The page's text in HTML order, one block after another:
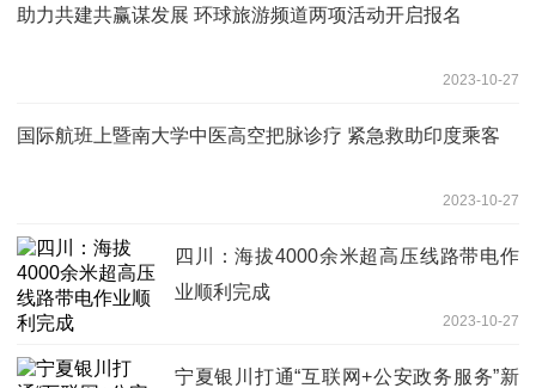
助力共建共赢谋发展 环球旅游频道两项活动开启报名
2023-10-27
国际航班上暨南大学中医高空把脉诊疗 紧急救助印度乘客
2023-10-27
四川：海拔4000余米超高压线路带电作
业顺利完成
2023-10-27
宁夏银川打通“互联网+公安政务服务”新